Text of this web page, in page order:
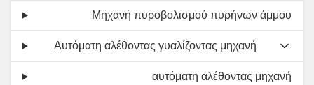
Μηχανή πυροβολισμού πυρήνων άμμου
Αυτόματη αλέθοντας γυαλίζοντας μηχανή
αυτόματη αλέθοντας μηχανή